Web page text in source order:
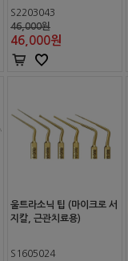
S2203043
46,000원
46,000원
울트라소닉 팁 (마이크로 서
지칼, 근관치료용)
S1605024